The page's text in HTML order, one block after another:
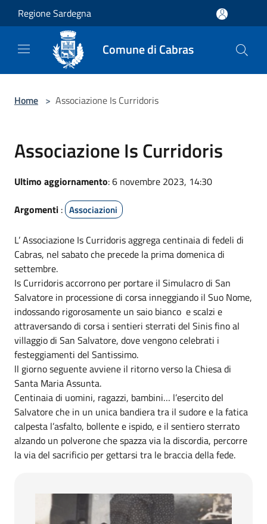
Salta al contenuto principale
Regione Sardegna
Comune di Cabras
Home > Associazione Is Curridoris
Associazione Is Curridoris
Ultimo aggiornamento: 6 novembre 2023, 14:30
Argomenti : Associazioni
L’ Associazione Is Curridoris aggrega centinaia di fedeli di
Cabras, nel sabato che precede la prima domenica di
settembre.
Is Curridoris accorrono per portare il Simulacro di San
Salvatore in processione di corsa inneggiando il Suo Nome,
indossando rigorosamente un saio bianco e scalzi e
attraversando di corsa i sentieri sterrati del Sinis fino al
villaggio di San Salvatore, dove vengono celebrati i
festeggiamenti del Santissimo.
ll giorno seguente avviene il ritorno verso la Chiesa di
Santa Maria Assunta.
Centinaia di uomini, ragazzi, bambini… l’esercito del
Salvatore che in un unica bandiera tra il sudore e la fatica
calpesta l’asfalto, bollente e ispido, e il sentiero sterrato
alzando un polverone che spazza via la discordia, percorre
la via del sacrificio per gettarsi tra le braccia della fede.
Associazione Is Curridoris 1